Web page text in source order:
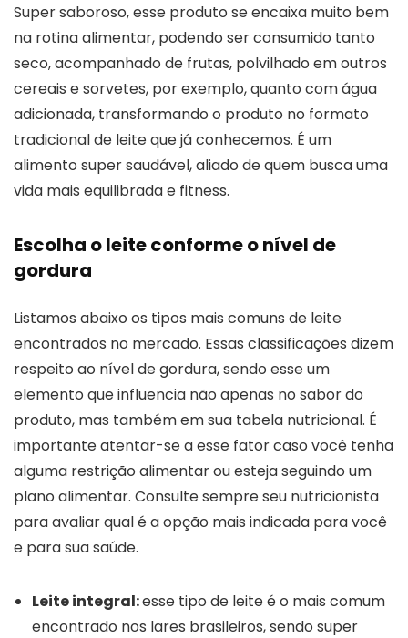
Super saboroso, esse produto se encaixa muito bem
na rotina alimentar, podendo ser consumido tanto
seco, acompanhado de frutas, polvilhado em outros
cereais e sorvetes, por exemplo, quanto com água
adicionada, transformando o produto no formato
tradicional de leite que já conhecemos. É um
alimento super saudável, aliado de quem busca uma
vida mais equilibrada e fitness.
Escolha o leite conforme o nível de
gordura
Listamos abaixo os tipos mais comuns de leite
encontrados no mercado. Essas classificações dizem
respeito ao nível de gordura, sendo esse um
elemento que influencia não apenas no sabor do
produto, mas também em sua tabela nutricional. É
importante atentar-se a esse fator caso você tenha
alguma restrição alimentar ou esteja seguindo um
plano alimentar. Consulte sempre seu nutricionista
para avaliar qual é a opção mais indicada para você
e para sua saúde.
Leite integral:esse tipo de leite é o mais comum
encontrado nos lares brasileiros, sendo super